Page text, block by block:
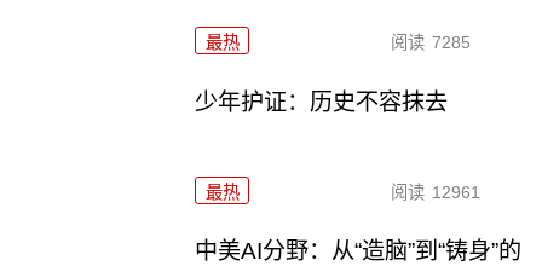
最热 阅读 7285
少年护证：历史不容抹去
最热 阅读 12961
中美AI分野：从“造脑”到“铸身”的